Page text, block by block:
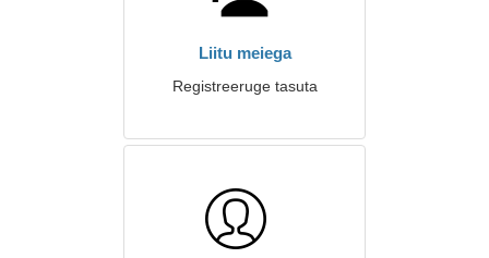
Liitu meiega
Registreeruge tasuta